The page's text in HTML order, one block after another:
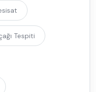
Tespiti